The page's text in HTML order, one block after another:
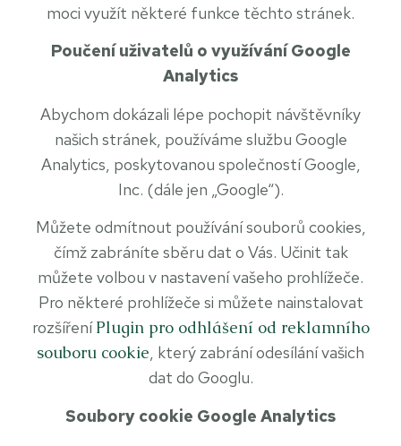
moci využít některé funkce těchto stránek.
Poučení uživatelů o využívání Google
Analytics
Abychom dokázali lépe pochopit návštěvníky
našich stránek, používáme službu Google
Analytics, poskytovanou společností Google,
Inc. (dále jen „Google“).
Můžete odmítnout používání souborů cookies,
čímž zabráníte sběru dat o Vás. Učinit tak
můžete volbou v nastavení vašeho prohlížeče.
Pro některé prohlížeče si můžete nainstalovat
rozšířeníPlugin pro odhlášení od reklamního
souboru cookie, který zabrání odesílání vašich
dat do Googlu.
Soubory cookie Google Analytics